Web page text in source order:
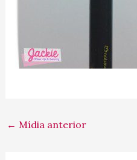
← Mídia anterior